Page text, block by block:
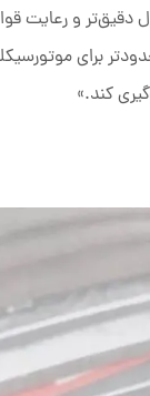
و رعایت
برای
کند.»